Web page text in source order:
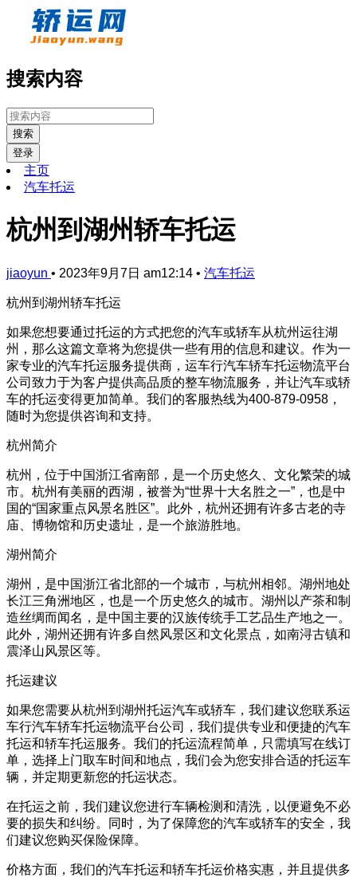
搜索内容
搜索
登录
主页
汽车托运
杭州到湖州轿车托运
jiaoyun • 2023年9月7日 am12:14 • 汽车托运
杭州到湖州轿车托运
如果您想要通过托运的方式把您的汽车或轿车从杭州运往湖
州，那么这篇文章将为您提供一些有用的信息和建议。作为一
家专业的汽车托运服务提供商，运车行汽车轿车托运物流平台
公司致力于为客户提供高品质的整车物流服务，并让汽车或轿
车的托运变得更加简单。我们的客服热线为400-879-0958，
随时为您提供咨询和支持。
杭州简介
杭州，位于中国浙江省南部，是一个历史悠久、文化繁荣的城
市。杭州有美丽的西湖，被誉为“世界十大名胜之一”，也是中
国的“国家重点风景名胜区”。此外，杭州还拥有许多古老的寺
庙、博物馆和历史遗址，是一个旅游胜地。
湖州简介
湖州，是中国浙江省北部的一个城市，与杭州相邻。湖州地处
长江三角洲地区，也是一个历史悠久的城市。湖州以产茶和制
造丝绸而闻名，是中国主要的汉族传统手工艺品生产地之一。
此外，湖州还拥有许多自然风景区和文化景点，如南浔古镇和
震泽山风景区等。
托运建议
如果您需要从杭州到湖州托运汽车或轿车，我们建议您联系运
车行汽车轿车托运物流平台公司，我们提供专业和便捷的汽车
托运和轿车托运服务。我们的托运流程简单，只需填写在线订
单，选择上门取车时间和地点，我们会为您安排合适的托运车
辆，并定期更新您的托运状态。
在托运之前，我们建议您进行车辆检测和清洗，以便避免不必
要的损失和纠纷。同时，为了保障您的汽车或轿车的安全，我
们建议您购买保险保障。
价格方面，我们的汽车托运和轿车托运价格实惠，并且提供多